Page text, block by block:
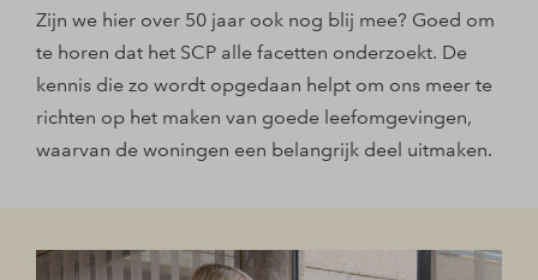
Zijn we hier over 50 jaar ook nog blij mee? Goed om
te horen dat het SCP alle facetten onderzoekt. De
kennis die zo wordt opgedaan helpt om ons meer te
richten op het maken van goede leefomgevingen,
waarvan de woningen een belangrijk deel uitmaken.